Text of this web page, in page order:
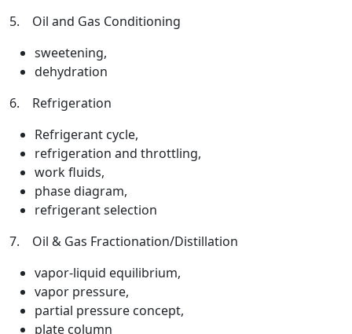
5. Oil and Gas Conditioning
sweetening,
dehydration
6. Refrigeration
Refrigerant cycle,
refrigeration and throttling,
work fluids,
phase diagram,
refrigerant selection
7. Oil & Gas Fractionation/Distillation
vapor-liquid equilibrium,
vapor pressure,
partial pressure concept,
plate column